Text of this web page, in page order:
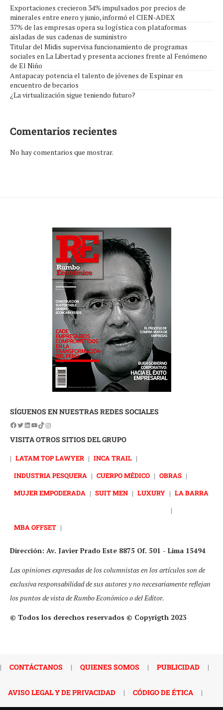
Exportaciones crecieron 34% impulsados por precios de
minerales entre enero y junio, informó el CIEN-ADEX
37% de las empresas opera su logística con plataformas
aisladas de sus cadenas de suministro
Titular del Midis supervisa funcionamiento de programas
sociales en La Libertad y presenta acciones frente al Fenómeno
de El Niño
Antapacay potencia el talento de jóvenes de Espinar en
encuentro de becarios
¿La virtualización sigue teniendo futuro?
Comentarios recientes
No hay comentarios que mostrar.
SÍGUENOS EN NUESTRAS REDES SOCIALES
VISITA OTROS SITIOS DEL GRUPO
| LATAM TOP LAWYER | INCA TRAIL |
INDUSTRIA PESQUERA | CUERPO MÉDICO | OBRAS |
MUJER EMPODERADA | SUIT MEN | LUXURY | LA BARRA
|
MBA OFFSET |
Dirección: Av. Javier Prado Este 8875 Of. 501 - Lima 15494
Las opiniones expresadas de los columnistas en los artículos son de
exclusiva responsabilidad de sus autores y no necesariamente reflejan
los puntos de vista de Rumbo Económico o del Editor.
© Todos los derechos reservados © Copyrigth 2023
| CONTÁCTANOS | QUIENES SOMOS | PUBLICIDAD |
AVISO LEGAL Y DE PRIVACIDAD | CÓDIGO DE ÉTICA |